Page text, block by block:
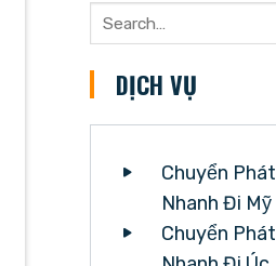
DỊCH VỤ
Chuyển Phát
Nhanh Đi Mỹ
Chuyển Phát